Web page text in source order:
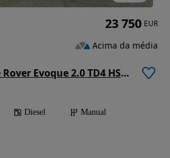
Land Rover Range Rover Evoque 2.0 TD4 HSE Dynamic
Diesel
Manual
23 750 EUR
Acima da média